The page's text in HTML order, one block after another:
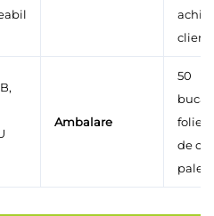
client
Ambalare
50
folie
de
palet